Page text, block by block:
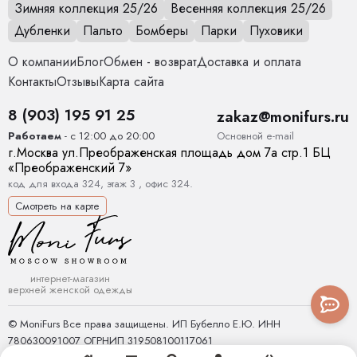
Зимняя коллекция 25/26
Весенняя коллекция 25/26
Дубленки
Пальто Бомберы Парки
Пуховики
О компанииБлогОбмен - возвратДоставка и оплата
КонтактыОтзывыКарта сайта
8 (903) 195 91 25
Работаем - с 12:00 до 20:00
zakaz@monifurs.ru
Основной е-mail
г.Москва ул.Преображенская площадь дом 7а стр.1 БЦ
«Преображенский 7»
код для входа 324, этаж 3 , офис 324.
Смотреть на карте
интернет-магазин
верхней женской одежды
© MoniFurs Все права защищены. ИП Бубелло Е.Ю. ИНН
780630091007 ОГРНИП 319508100117061